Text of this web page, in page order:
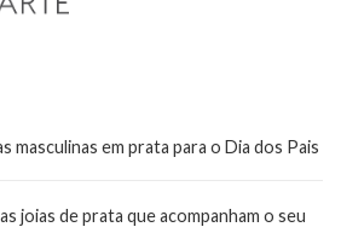
masculinas em prata para o Dia dos Pais
joias de prata que acompanham o seu